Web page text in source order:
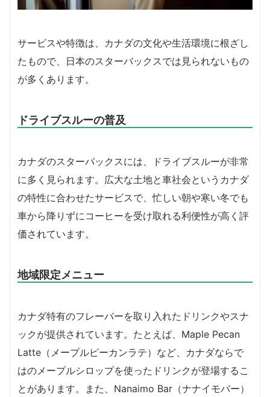
サービスや特徴は、カナダの文化や生活環境に根ざし
たもので、日本のスターバックスでは見られないもの
が多くあります。
ドライブスルーの普及
カナダのスターバックスには、ドライブスルーが非常
に多く見られます。広大な土地と車社会というカナダ
の特性に合わせたサービスで、忙しい朝や寒い冬でも
車から降りずにコーヒーを受け取れる利便性が高く評
価されています。
地域限定メニュー
カナダ特有のフレーバーを取り入れたドリンクやスナ
ックが提供されています。たとえば、Maple Pecan
Latte（メープルピーカンラテ）など、カナダならで
はのメープルシロップを使ったドリンクが登場するこ
とがあります。また、Nanaimo Bar（ナナイモバー）